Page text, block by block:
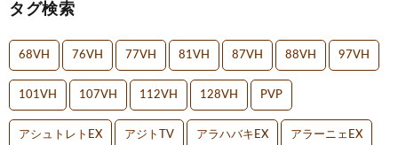
タグ検索
68VH 76VH 77VH 81VH 87VH 88VH 97VH
101VH 107VH 112VH 128VH PVP
アシュトレトEX アジトTV アラハバキEX アラーニェEX